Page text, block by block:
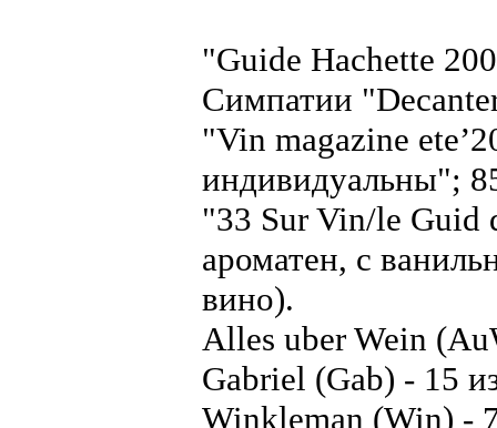
"Guide Hachette
Симпатии
"Vin magazine
индивидуальны";
"33 Sur Vin/le Guid
ароматен, с
вино).
Alles uber Wein
Gabriel (Gab) - 15
Winkleman (Win) -